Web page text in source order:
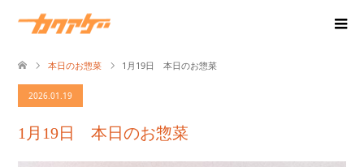
本日のお惣菜 1月19日 本日のお惣菜
2026.01.19
1月19日 本日のお惣菜